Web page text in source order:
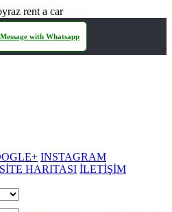
with Whatsapp
INSTAGRAM
SİTE HARITASI İLETİŞİM